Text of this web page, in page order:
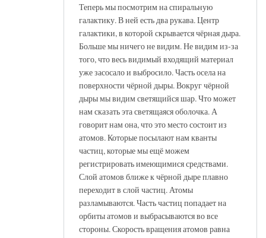
Теперь мы посмотрим на спиральную
галактику. В ней есть два рукава. Центр
галактики, в которой скрывается чёрная дыра.
Больше мы ничего не видим. Не видим из-за
того, что весь видимый входящий материал
уже засосало и выбросило. Часть осела на
поверхности чёрной дыры. Вокруг чёрной
дыры мы видим светящийся шар. Что может
нам сказать эта светящаяся оболочка. А
говорит нам она, что это место состоит из
атомов. Которые посылают нам кванты
частиц, которые мы ещё можем
регистрировать имеющимися средствами.
Слой атомов ближе к чёрной дыре плавно
переходит в слой частиц. Атомы
разламываются. Часть частиц попадает на
орбиты атомов и выбрасываются во все
стороны. Скорость вращения атомов равна